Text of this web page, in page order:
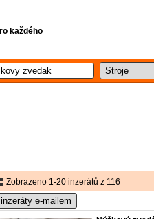
každého
Zobrazeno 1-20 inzerátů z 116
e-mailem